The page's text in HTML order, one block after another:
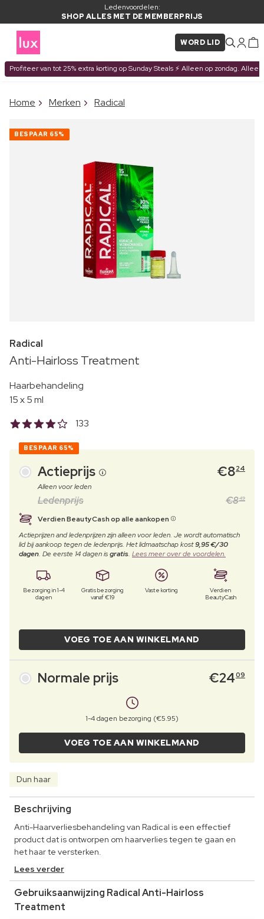
Ledenvoordelen:
SHOP ALLES MET DE MEMBERPRIJS
WORD LID
Profiteer van tot 25% extra korting op Sunday Steals ⚡ Alleen op zondag.
ITEM TOEGEVOEGD AAN
Home Merken Radical
BESPAAR 65%
Radical
Anti-Hairloss Treatment
Haarbehandeling
15 x 5 ml
133
BESPAAR 65%
Actieprijs €824
Alleen voor leden
Ledenprijs €849
Verdien BeautyCash op alle aankopen
Actieprijzen and ledenprijzen zijn alleen voor leden. Je wordt automatisch
lid bij aankoop tegen de ledenprijs. Het lidmaatschap kost9,95 €/30
dagen. De eerste 14 dagen isgratis. Lees meer over de voordelen.
Bezorging in 1-4
dagen
Gratis bezorging
vanaf €19
Vaste korting
Verdien
BeautyCash
VOEG TOE AAN WINKELMAND
Normale prijs €2409
1-4 dagen bezorging (€5.95)
VOEG TOE AAN WINKELMAND
Dun haar
Beschrijving
Anti-Haarverliesbehandeling van Radical is een effectief
product dat is ontworpen om haarverlies tegen te gaan en
het haar te versterken.
Lees verder
Gebruiksaanwijzing Radical Anti-Hairloss
Treatment